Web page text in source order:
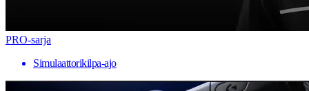
PRO-sarja
Simulaattorikilpa-ajo